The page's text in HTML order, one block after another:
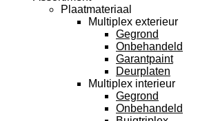
Plaatmateriaal
Multiplex exterieur
Gegrond
Onbehandeld
Garantpaint
Deurplaten
Multiplex interieur
Gegrond
Onbehandeld